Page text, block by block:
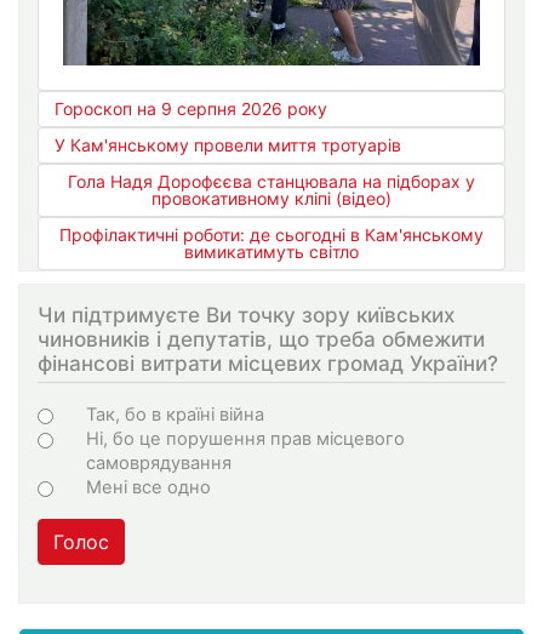
Гороскоп на 9 серпня 2026 року
У Кам'янському провели миття тротуарів
Гола Надя Дорофєєва станцювала на підборах у
провокативному кліпі (відео)
Профілактичні роботи: де сьогодні в Кам'янському
вимикатимуть світло
Чи підтримуєте Ви точку зору київських
чиновників і депутатів, що треба обмежити
фінансові витрати місцевих громад України?
Варіанти
Так, бо в країні війна
Ні, бо це порушення прав місцевого
самоврядування
Мені все одно
Голос